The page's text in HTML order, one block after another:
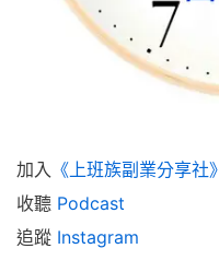
加入 《上班族副業分享社》
收聽 Podcast
追蹤 Instagram